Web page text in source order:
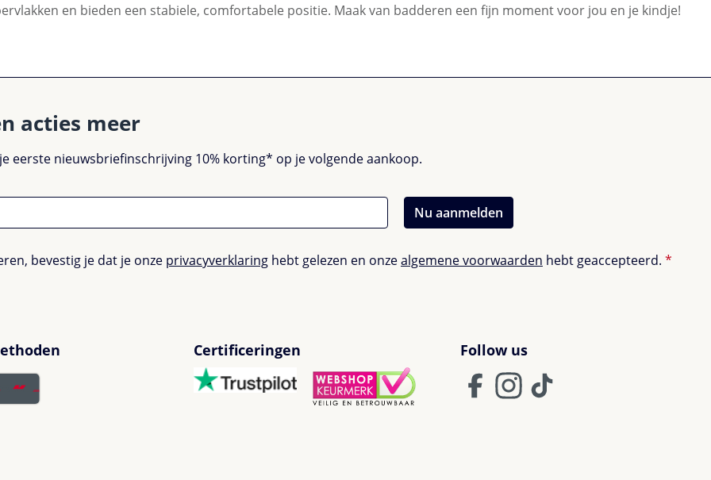
en bieden een stabiele, comfortabele positie. Maak van badderen een fijn moment voor jou en je kindje!
acties meer
eerste nieuwsbriefinschrijving 10% korting* op je volgende aankoop.
Nu aanmelden
bevestig je dat je onze privacyverklaringhebt gelezen en onzealgemene voorwaarden hebt geaccepteerd. *
Certificeringen Follow us